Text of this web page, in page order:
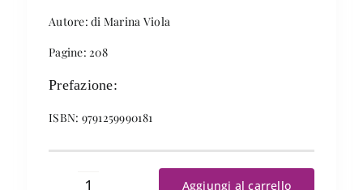
Autore: di Marina Viola
Pagine: 208
Prefazione:
ISBN: 9791259990181
Aggiungi al carrello